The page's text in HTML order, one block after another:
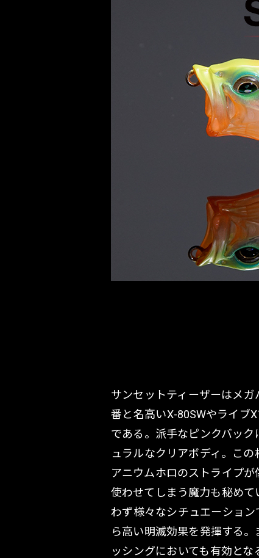
サンセットティーザーはメ
番と名高いX-80SWやライブ
である。派手なピンクバッ
ュラルなクリアボディ。こ
アニウムホロのストライプ
使わせてしまう魔力も秘め
わず様々なシチュエーショ
ら高い明滅効果を発揮する
ッシングにおいても有効と